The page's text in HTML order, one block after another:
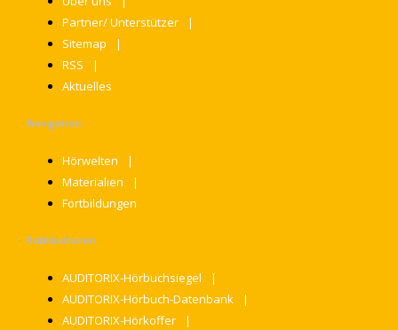
Partner/ Unterstützer
Sitemap
RSS
Aktuelles
Navigation
Hörwelten
Materialien
Fortbildungen
Publikationen
AUDITORIX-Hörbuchsiegel
AUDITORIX-Hörbuch-Datenbank
AUDITORIX-Hörkoffer